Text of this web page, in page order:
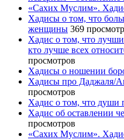
«Сахих Муслим».
Хадисы о том, что
женщины 369
Хадис о том, что
кто лучше всех
просмотров
Хадисы о ношении
Хадисы про Даджаля/
просмотров
Хадис о том, что души
Хадис об оставлении
просмотров
«Сахих Муслим».